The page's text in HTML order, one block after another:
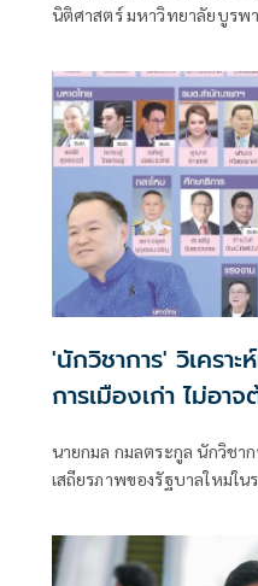
นิติศาสตร์ มหาวิทยาลัยบูรพ
'นักวิชาการ' วิเครา
การเมืองเก่า ไม่อา
นายกมล กมลตระกูล นักวิชาการอิสระ เผยแพร่
เสถียรภาพของรัฐบาลใหม่ใน